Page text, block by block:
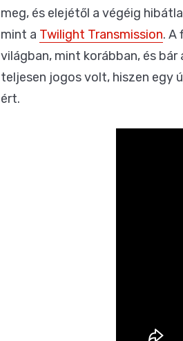
meg, és elejétől a végéig
mint a Twilight Transmission. A
világban, mint korábban, és
teljesen jogos volt, hiszen egy
ért.